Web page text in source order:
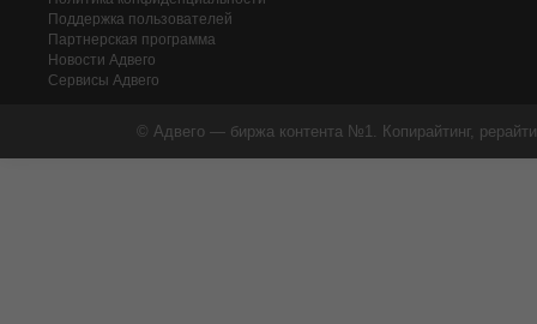
Поддержка пользователей
Партнерская программа
Новости Адвего
Сервисы Адвего
© Адвего — биржа контента №1. Копирайтинг,